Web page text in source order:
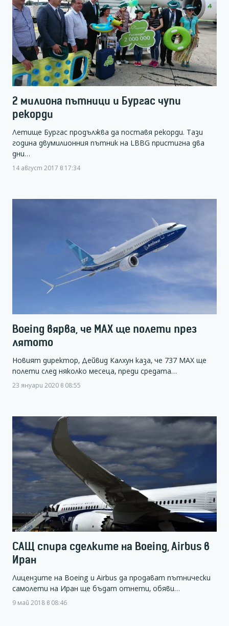
2 милиона пътници и Бургас чупи
рекорди
Летище Бургас продължва да поставя рекорди. Тази
година двумилионния пътник на LBBG пристигна два
дни…
14 август 2017 в 17:34
Boeing вярва, че МАХ ще полети през
лятото
Новият директор, Дейвид Калхун каза, че 737 МАХ ще
полети след няколко месеца, преди средата…
23 януари 2020 в 08:55
САЩ спира сделките на Boeing, Airbus в
Иран
Лицензите на Boeing и Airbus да продават пътнически
самолети на Иран ще бъдат отнети, обяви…
9 май 2018 в 08:46